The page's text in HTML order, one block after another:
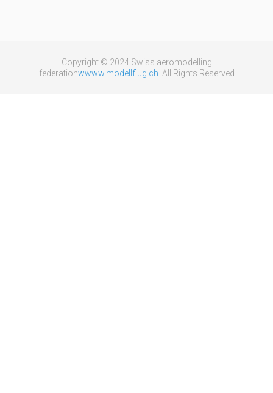
Copyright © 2024 Swiss aeromodelling
federationwwww.modellflug.ch . All Rights Reserved